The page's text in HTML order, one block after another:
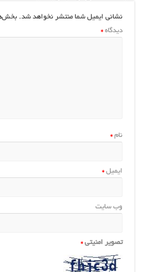
نشانی ایمیل شما منتشر نخواهد شد.
دیدگاه*
نام*
ایمیل*
وب‌ سایت
تصویر امنیتی*